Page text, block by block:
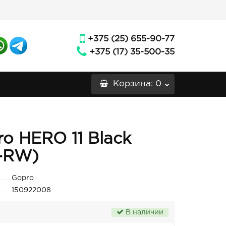
+375 (25) 655-90-77
+375 (17) 35-500-35
Корзина: 0
HERO 11 Black
RW)
Gopro
150922008
В наличии